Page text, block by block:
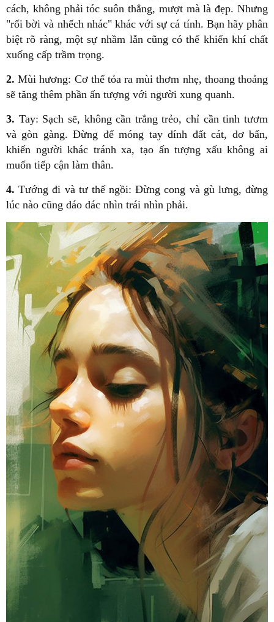
cách, không phải tóc suôn thẳng, mượt mà là đẹp. Nhưng
"rối bời và nhếch nhác" khác với sự cá tính. Bạn hãy phân
biệt rõ ràng, một sự nhầm lẫn cũng có thể khiến khí chất
xuống cấp trầm trọng.
2.Mùi hương: Cơ thể tỏa ra mùi thơm nhẹ, thoang thoảng
sẽ tăng thêm phần ấn tượng với người xung quanh.
3. Tay: Sạch sẽ, không cần trắng trẻo, chỉ cần tinh tươm
và gòn gàng. Đừng để móng tay dính đất cát, dơ bẩn,
khiến người khác tránh xa, tạo ấn tượng xấu không ai
muốn tiếp cận làm thân.
4.Tướng đi và tư thế ngồi: Đừng cong và gù lưng, đừng
lúc nào cũng dáo dác nhìn trái nhìn phải.